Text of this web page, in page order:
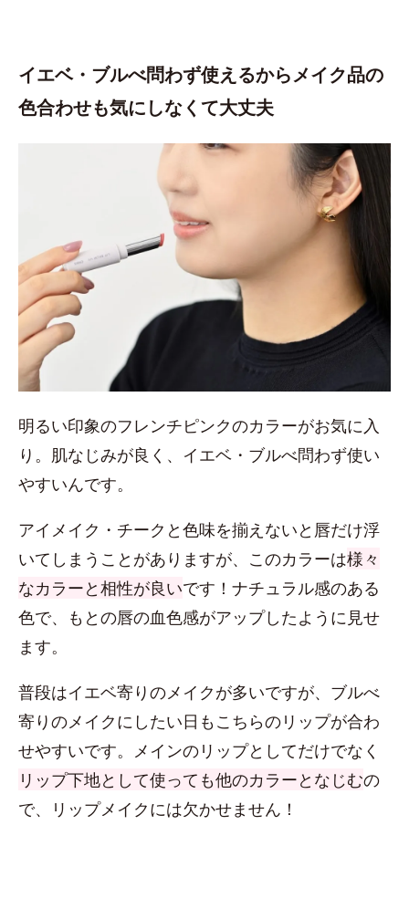
イエベ・ブルべ問わず使えるからメイク品の
色合わせも気にしなくて大丈夫
明るい印象のフレンチピンクのカラーがお気に入
り。肌なじみが良く、イエベ・ブルべ問わず使い
やすいんです。
アイメイク・チークと色味を揃えないと唇だけ浮
いてしまうことがありますが、このカラーは様々
なカラーと相性が良いです！ナチュラル感のある
色で、もとの唇の血色感がアップしたように見せ
ます。
普段はイエベ寄りのメイクが多いですが、ブルべ
寄りのメイクにしたい日もこちらのリップが合わ
せやすいです。メインのリップとしてだけでなく
リップ下地として使っても他のカラーとなじむの
で、リップメイクには欠かせません！